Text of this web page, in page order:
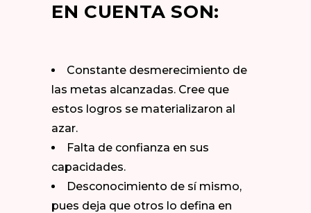
EN CUENTA SON:
Constante desmerecimiento de
las metas alcanzadas. Cree que
estos logros se materializaron al
azar.
Falta de confianza en sus
capacidades.
Desconocimiento de sí mismo,
pues deja que otros lo defina en